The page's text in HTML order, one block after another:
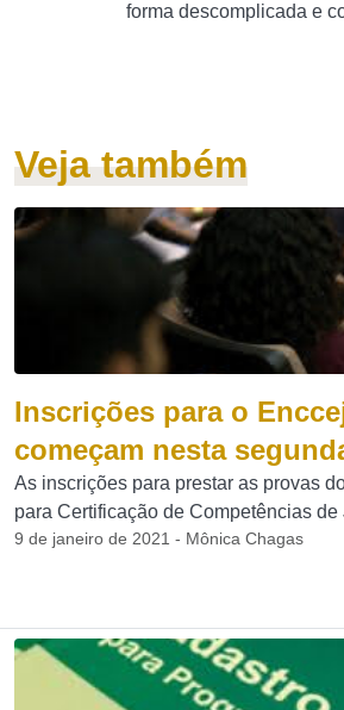
forma descomplicada e
Veja também
Inscrições para o
começam nesta
As inscrições para prestar as provas
para Certificação de Competências de
9 de janeiro de 2021 - Mônica Chagas